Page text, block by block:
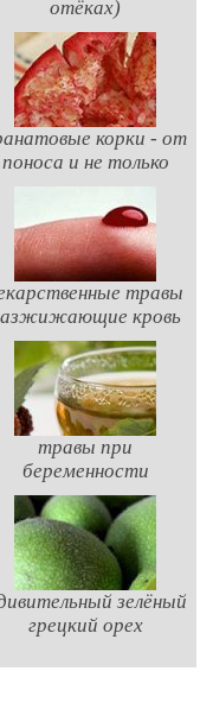
отёках)
корки - от
поноса и не только
травы
кровь
травы при
беременности
зелёный
грецкий орех